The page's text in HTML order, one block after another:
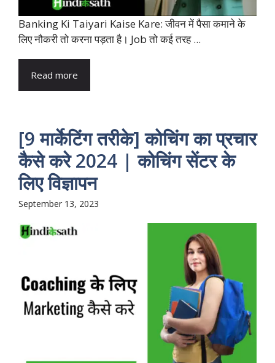
Banking Ki Taiyari Kaise Kare: जीवन में पैसा कमाने के
लिए नौकरी तो करना पड़ता है। Job तो कई तरह ...
Read more
[9 मार्केटिंग तरीके] कोचिंग का प्रचार
कैसे करे 2024 | कोचिंग सेंटर के
लिए विज्ञापन
September 13, 2023